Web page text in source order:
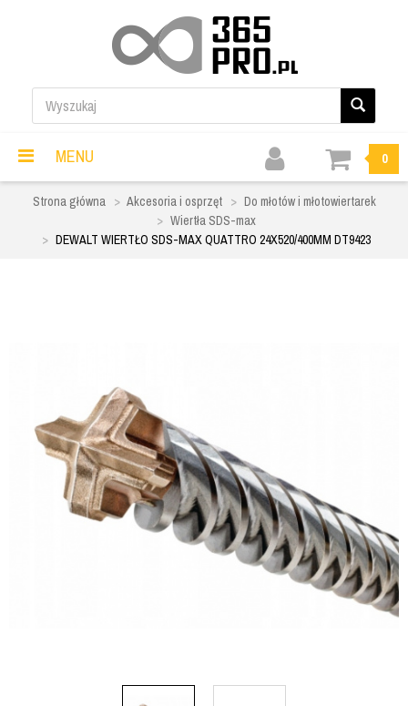
MENU 0
Strona główna Akcesoria i osprzęt
Do młotów i młotowiertarek
Wiertła SDS-max
DEWALT WIERTŁO SDS-MAX QUATTRO 24X520/400MM DT9423